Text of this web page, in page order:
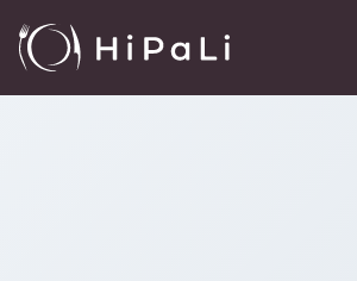
Reštaurácie Gastro Walter